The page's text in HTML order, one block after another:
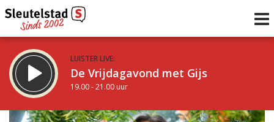
LUISTER LIVE:
De Vrijdagavond met Gijs
19.00 - 21.00 uur
STRAKS: